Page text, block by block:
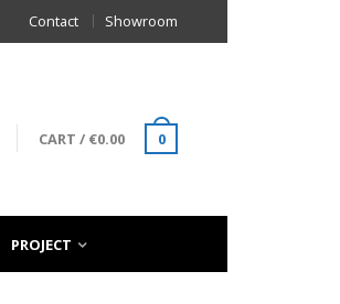
Contact Showroom
CART / €0.00 0
PROJECT